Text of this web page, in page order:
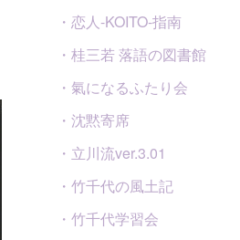
・恋人-KOITO-指南
・桂三若 落語の図書館
・氣になるふたり会
・沈黙寄席
・立川流ver.3.01
・竹千代の風土記
・竹千代学習会